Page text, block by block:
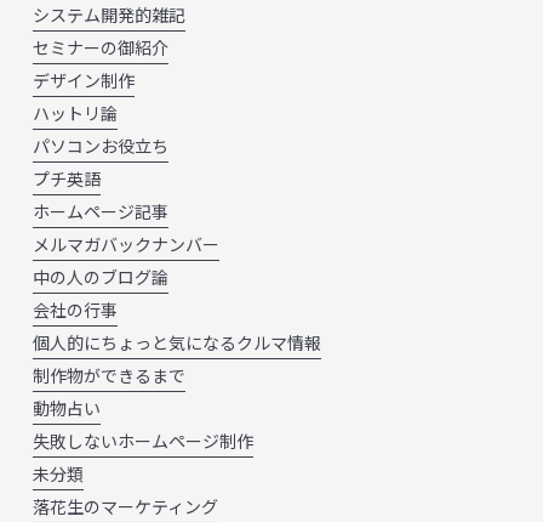
システム開発的雑記
セミナーの御紹介
デザイン制作
ハットリ論
パソコンお役立ち
プチ英語
ホームページ記事
メルマガバックナンバー
中の人のブログ論
会社の行事
個人的にちょっと気になるクルマ情報
制作物ができるまで
動物占い
失敗しないホームページ制作
未分類
落花生のマーケティング